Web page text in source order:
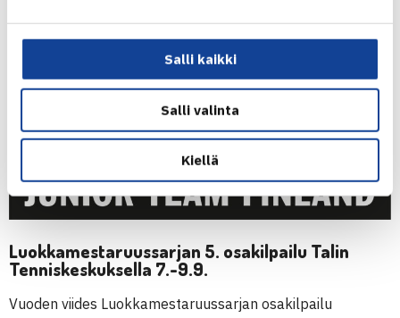
Salli kaikki
Salli valinta
Kiellä
Vainikka, Oskari Paldanius, Oliver Vainionpää, Julia
Lehtonen, Liinu Heiskanen, Kaisla Mattila, Emma Virtanen,
Milla Kanto, Arina Vabistsevits, Emilia Lehtinen
Luokkamestaruussarjan 5. osakilpailu Talin
Tenniskeskuksella 7.-9.9.
Vuoden viides Luokkamestaruussarjan osakilpailu